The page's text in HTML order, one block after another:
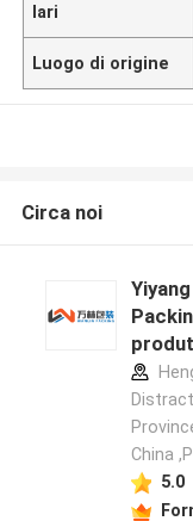
lari
Luogo di origine
Circa noi
China
5.0